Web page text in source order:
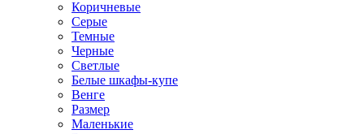
Коричневые
Серые
Темные
Черные
Светлые
Белые шкафы-купе
Венге
Размер
Маленькие